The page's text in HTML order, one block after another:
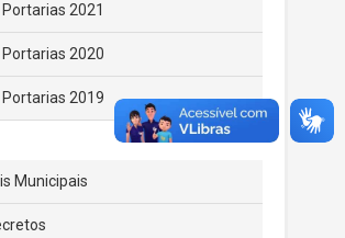
Portarias 2021
Portarias 2020
Portarias 2019
Municipais